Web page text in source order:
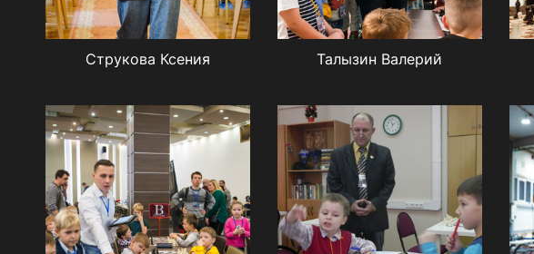
Струкова Ксения Талызин Валерий